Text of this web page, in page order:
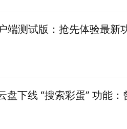
端测试版：抢先体验最新
盘下线 “搜索彩蛋” 功能